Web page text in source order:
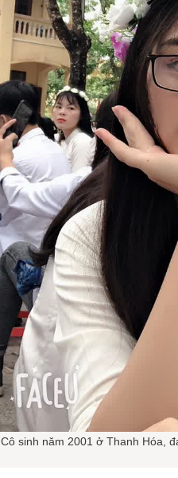
Cô sinh năm 2001 ở Thanh Hóa,